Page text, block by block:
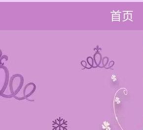
首页